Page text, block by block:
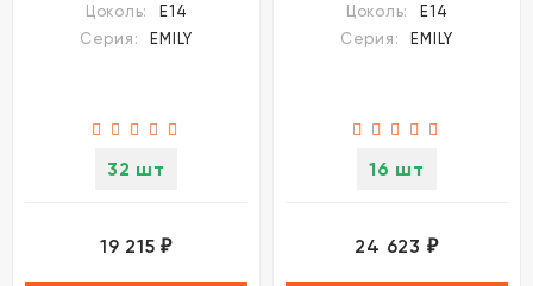
Цоколь:
E14
Серия:
EMILY
32 шт
19 215₽
Цоколь:
E14
Серия:
EMILY
16 шт
24 623 ₽